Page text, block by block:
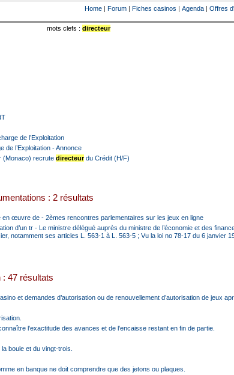
Home | Forum | Fiches casinos | Agenda | Offres
mots clefs : directeur
de l’Exploitation
de l’Exploitation -Annonce
(Monaco) recrute directeurdu Crédit (H/F)
: 2 résultats
en œuvre de - 2èmes rencontres parlementaires sur les jeux en ligne
d’un tr - Le ministre délégué auprès du ministre de l’économie et des
notamment ses articles L. 563-1 à L. 563-5 ; Vu la loi no 78-17 du 6 janvier
: 47 résultats
et demandes d’autorisation ou de renouvellement d’autorisation de jeux
l’exactitude des avances et de l’encaisse restant en fin de partie.
boule et du vingt-trois.
en banque ne doit comprendre que des jetons ou plaques.